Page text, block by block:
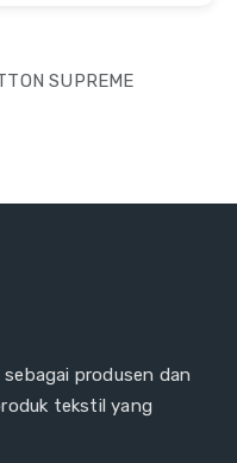
SUPREME
produsen dan
tekstil yang